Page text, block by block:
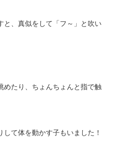
と、真似をして「フ～」と吹い
めたり、ちょんちょんと指で触
て体を動かす子もいました！